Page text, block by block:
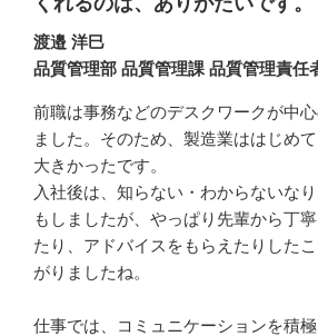
渡邉 洋巳
品質管理部 品質管理課 品質管理責任
前職は事務などのデスクワークが中
ました。そのため、製造業ははじめ
大きかったです。
入社後は、知らない・わからないな
もしましたが、やっぱり先輩から丁
たり、アドバイスをもらえたりした
がりましたね。
仕事では、コミュニケーションを積